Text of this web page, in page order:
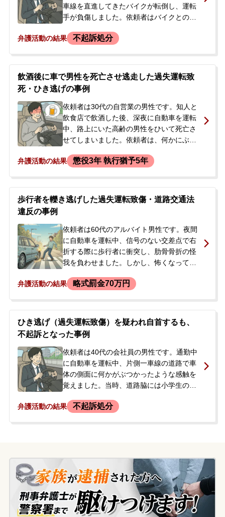
車線を直進してきたバイクが転倒し、運転
手が負傷しました。依頼者はバイクとの接
走り去りました。後日、警察からひき逃げ
ました。依頼者は会計士の資格への影響を
心配し、今後の見通しや対応について相談
するため、警察署へ向かう途中で弁護士に
連絡しました。
弁護活動の結果 不起訴処分
飲酒後に車で男性を死亡させ逃走した過失運転致
死・ひき逃げの事例
依頼者は30代の自営業の男性です。知人と
飲食店で飲酒した後、深夜に自動車を運転
中、路上にいた高齢の男性をひいて死亡さ
せてしまいました。依頼者は、何かにぶつ
心からその場を走り去りました。翌朝、事
として報じられていることを確認。このま
まではいけないと考え、当事務所へ相談に
めましたが、依頼者は身辺整理のため翌日
に出頭することを選択し、その後、逮捕・
勾留されました。
弁護活動の結果 懲役3年 執行猶予5年
歩行者を轢き逃げした過失運転致傷・道路交通法
違反の事例
依頼者は60代のアルバイト男性です。夜間
に自動車を運転中、信号のない交差点で右
折する際に歩行者に衝突し、肋骨骨折の怪
我を負わせました。しかし、怖くなってし
まいました。事故から2日後に警察署へ出頭
がどうなるか、また可能であれば示談して
刑事処分を避けたいとの思いから、当事務
所に相談、依頼に至りました。
弁護活動の結果 略式罰金70万円
ひき逃げ（過失運転致傷）を疑われ自首するも、
不起訴となった事例
依頼者は40代の会社員の男性です。通勤中
に自動車を運転中、片側一車線の道路で車
体の側面に何かがぶつかったような感触を
覚えました。当時、道路脇には小学生の集
現場に戻りましたが、誰もいなかったた
安を抱きました。ひき逃げとして扱われる
ことを懸念し、今後の対応について相談す
るため当事務所に来所されました。
弁護活動の結果 不起訴処分